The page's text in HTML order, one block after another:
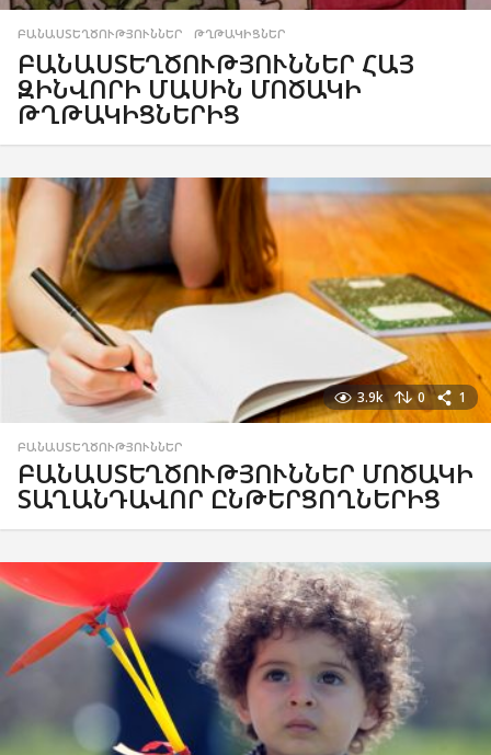
ԲԱՆԱՍՏԵՂԾՈՒԹՅՈՒՆՆԵՐ ,ԹՂԹԱԿԻՑՆԵՐ
ԲԱՆԱՍՏԵՂԾՈՒԹՅՈՒՆՆԵՐ ՀԱՅ
ԶԻՆՎՈՐԻ ՄԱՍԻՆ ՄՈԾԱԿԻ
ԹՂԹԱԿԻՑՆԵՐԻՑ
3.9k 0 1
ԲԱՆԱՍՏԵՂԾՈՒԹՅՈՒՆՆԵՐ
ԲԱՆԱՍՏԵՂԾՈՒԹՅՈՒՆՆԵՐ ՄՈԾԱԿԻ
ՏԱՂԱՆԴԱՎՈՐ ԸՆԹԵՐՑՈՂՆԵՐԻՑ